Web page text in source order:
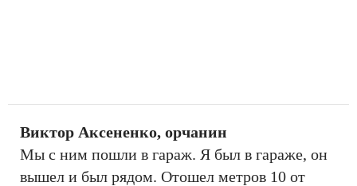
Виктор Аксененко, орчанин
Мы с ним пошли в гараж. Я был в гараже, он
вышел и был рядом. Отошел метров 10 от